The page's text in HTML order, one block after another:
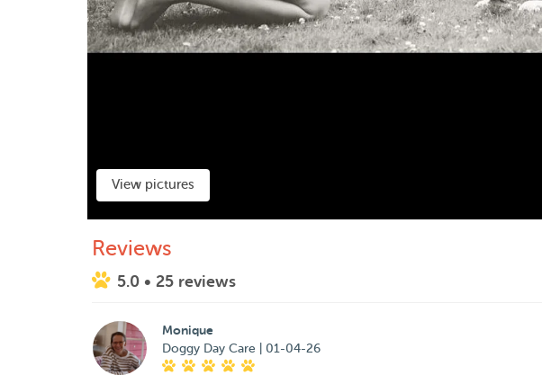
View pictures
Reviews
5.0 • 25 reviews
Monique
Doggy Day Care | 01-04-26